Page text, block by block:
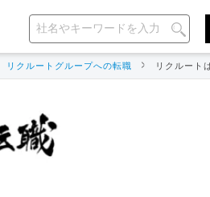
リクルートグループへの転職 リクルート